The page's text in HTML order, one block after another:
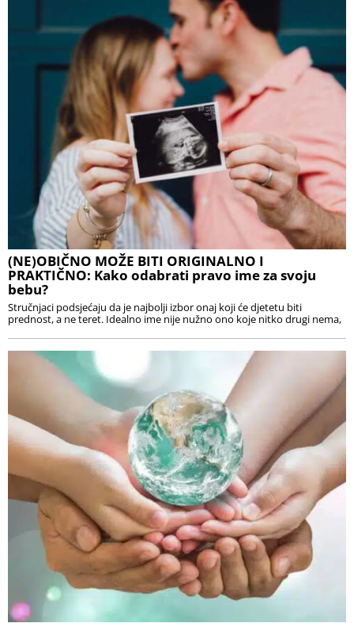
(NE)OBIČNO MOŽE BITI ORIGINALNO I
PRAKTIČNO: Kako odabrati pravo ime za svoju
bebu?
Stručnjaci podsjećaju da je najbolji izbor onaj koji će djetetu biti
prednost, a ne teret. Idealno ime nije nužno ono koje nitko drugi nema,